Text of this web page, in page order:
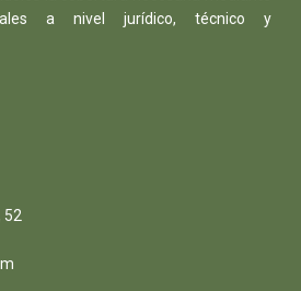
a nivel jurídico, técnico y
52